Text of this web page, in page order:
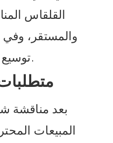
القلقاس
والمستقر، وفي
توسيع أنواع أعمال الشركة.
بعد مناقشة
المبيعات